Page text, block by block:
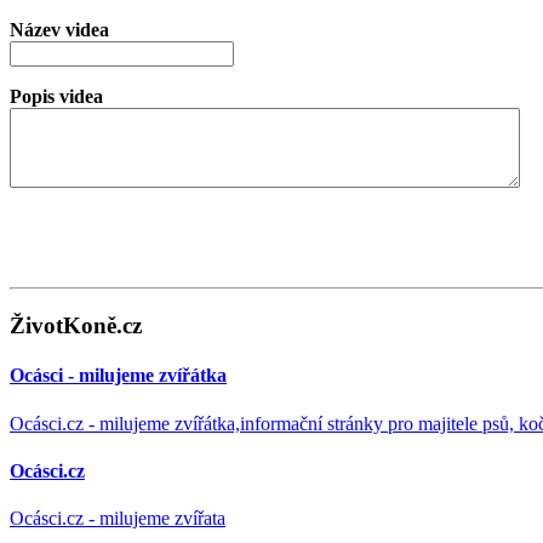
Název videa
Popis videa
ŽivotKoně.cz
Ocásci - milujeme zvířátka
Ocásci.cz - milujeme zvířátka,informační stránky pro majitele psů,
Ocásci.cz
Ocásci.cz - milujeme zvířata